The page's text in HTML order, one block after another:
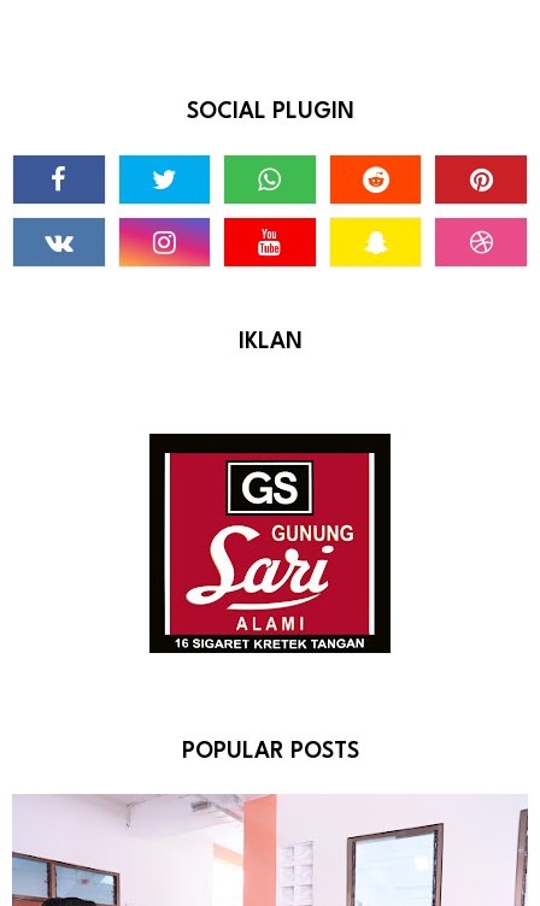
SOCIAL PLUGIN
IKLAN
POPULAR POSTS